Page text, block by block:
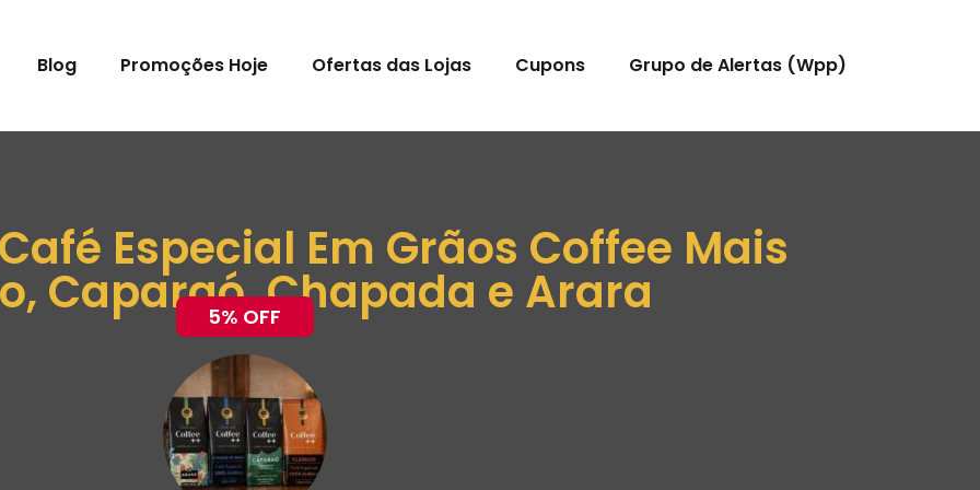
Blog Promoções Hoje Ofertas das Lojas Cupons Grupo de Alertas (Wpp)
Especial Em Grãos Coffee Mais
Caparaó, Chapada e Arara
5% OFF